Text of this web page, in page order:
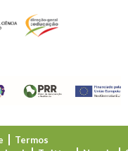
Termos